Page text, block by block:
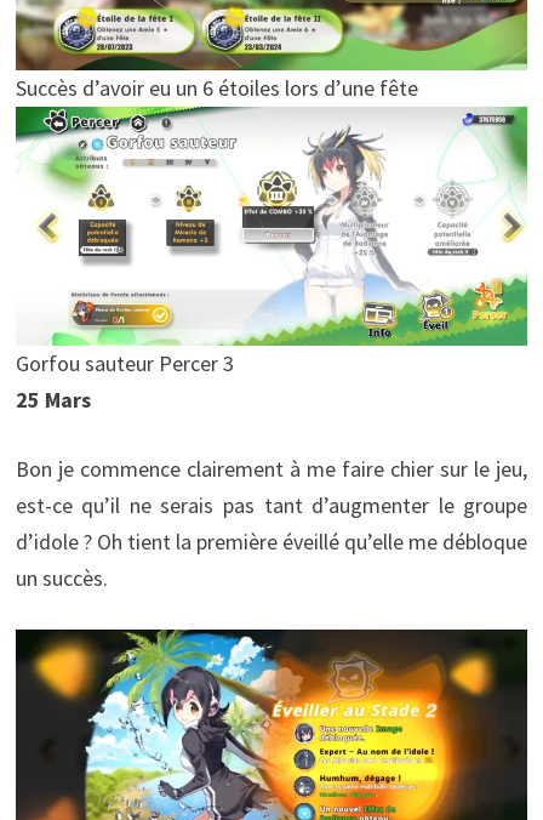
Succès d’avoir eu un 6 étoiles lors d’une fête
Gorfou sauteur Percer 3
25 Mars
Bon je commence clairement à me faire chier sur le jeu,
est-ce qu’il ne serais pas tant d’augmenter le groupe
d’idole ? Oh tient la première éveillé qu’elle me débloque
un succès.